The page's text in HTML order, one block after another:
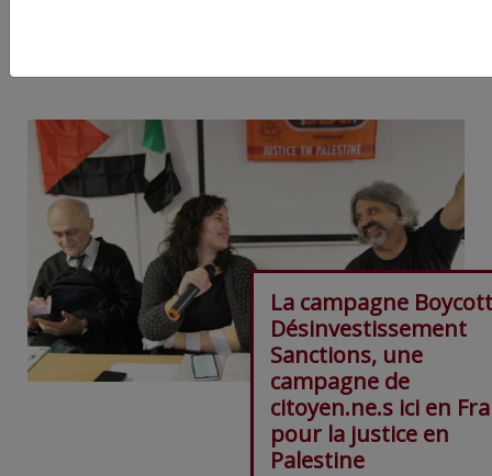
La campagne Boycott
Désinvestissement
Sanctions, une
campagne de
citoyen.ne.s ici en
pour la justice en
Palestine